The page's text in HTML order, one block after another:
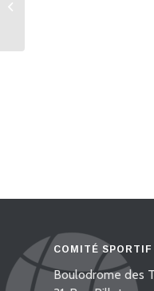
COMITÉ
Boulodrome des